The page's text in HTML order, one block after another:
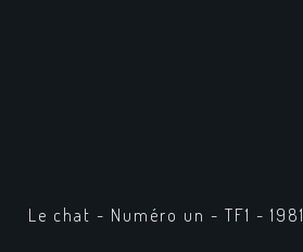
Le chat - Numéro un - TF1 - 1981